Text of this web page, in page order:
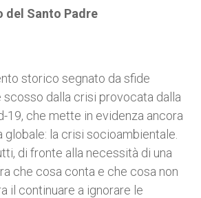
del Santo Padre
storico segnato da sfide
scosso dalla crisi provocata dalla
19, che mette in evidenza ancora
globale: la crisi socioambientale.
di fronte alla necessità di una
che cosa conta e che cosa non
il continuare a ignorare le